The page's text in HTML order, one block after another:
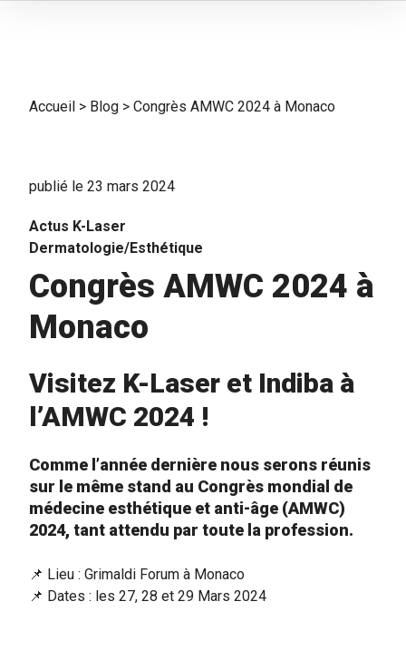
Accueil > Blog > Congrès AMWC 2024 à Monaco
publié le 23 mars 2024
Actus K-Laser
Dermatologie/Esthétique
Congrès AMWC 2024 à
Monaco
Visitez K-Laser et Indiba à
l’AMWC 2024 !
Comme l’année dernière nous serons réunis
sur le même stand au Congrès mondial de
médecine esthétique et anti-âge (AMWC)
2024, tant attendu par toute la profession.
📌 Lieu : Grimaldi Forum à Monaco
📌 Dates : les 27, 28 et 29 Mars 2024